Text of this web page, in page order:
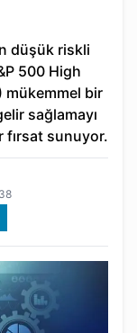
düşük riskli
500 High
mükemmel bir
sağlamayı
fırsat sunuyor.